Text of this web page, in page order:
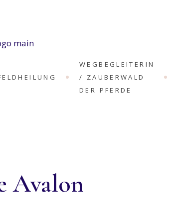
WEGBEGLEITERIN
/ ZAUBERWALD
DER PFERDE
Avalon